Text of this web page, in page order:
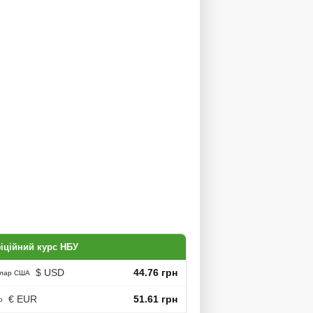
курс НБУ
США $ USD 44.76 грн
€ EUR 51.61 грн